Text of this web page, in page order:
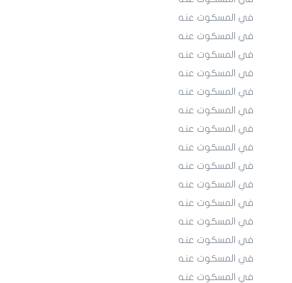
في المسكوت عنه
في المسكوت عنه
في المسكوت عنه
في المسكوت عنه
في المسكوت عنه
في المسكوت عنه
في المسكوت عنه
في المسكوت عنه
في المسكوت عنه
في المسكوت عنه
في المسكوت عنه
في المسكوت عنه
في المسكوت عنه
في المسكوت عنه
في المسكوت عنه